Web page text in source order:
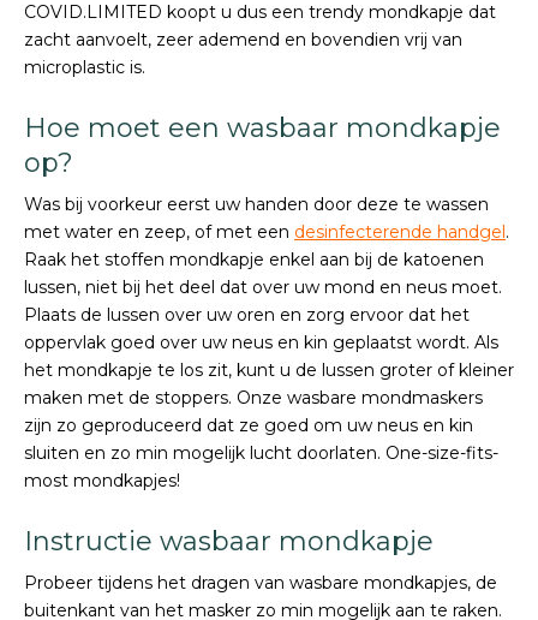
COVID.LIMITED koopt u dus een trendy mondkapje dat
zacht aanvoelt, zeer ademend en bovendien vrij van
microplastic is.
Hoe moet een wasbaar mondkapje
op?
Was bij voorkeur eerst uw handen door deze te wassen
met water en zeep, of met een desinfecterende handgel.
Raak het stoffen mondkapje enkel aan bij de katoenen
lussen, niet bij het deel dat over uw mond en neus moet.
Plaats de lussen over uw oren en zorg ervoor dat het
oppervlak goed over uw neus en kin geplaatst wordt. Als
het mondkapje te los zit, kunt u de lussen groter of kleiner
maken met de stoppers. Onze wasbare mondmaskers
zijn zo geproduceerd dat ze goed om uw neus en kin
sluiten en zo min mogelijk lucht doorlaten. One-size-fits-
most mondkapjes!
Instructie wasbaar mondkapje
Probeer tijdens het dragen van wasbare mondkapjes, de
buitenkant van het masker zo min mogelijk aan te raken.